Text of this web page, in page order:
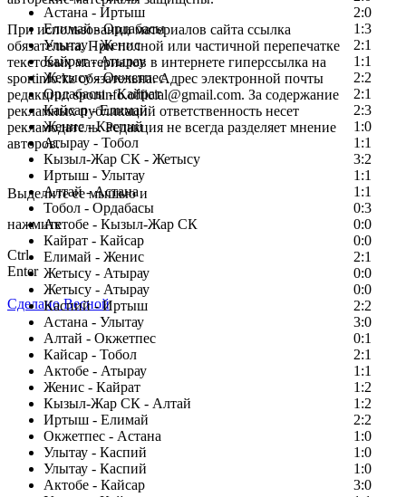
Астана - Иртыш
2:0
Елимай - Ордабасы
1:3
Улытау - Женис
2:1
Кайрат - Атырау
1:1
Жетысу - Окжетпес
2:2
Ордабасы - Кайрат
2:1
Кайсар - Елимай
2:3
Женис - Каспий
1:0
Атырау - Тобол
1:1
Кызыл-Жар СК - Жетысу
3:2
Иртыш - Улытау
1:1
Алтай - Астана
1:1
Тобол - Ордабасы
0:3
Актобе - Кызыл-Жар СК
0:0
Кайрат - Кайсар
0:0
Елимай - Женис
2:1
Жетысу - Атырау
0:0
Жетысу - Атырау
0:0
Каспий - Иртыш
2:2
Астана - Улытау
3:0
Алтай - Окжетпес
0:1
Кайсар - Тобол
2:1
Актобе - Атырау
1:1
Женис - Кайрат
1:2
Кызыл-Жар СК - Алтай
1:2
Иртыш - Елимай
2:2
Окжетпес - Астана
1:0
Улытау - Каспий
1:0
Улытау - Каспий
1:0
Актобе - Кайсар
3:0
При использовании материалов сайта ссылка
обязательна. При полной или частичной перепечатке
текстовых материалов в интернете гиперссылка на
sportinfo.kz обязательна. Адрес электронной почты
редакции: sportinfo.official@gmail.com. За содержание
рекламных публикаций ответственность несет
рекламодатель. Редакция не всегда разделяет мнение
авторов.
Заметили ошибку в тексте?
Выделите ее мышью и
нажмите
Ctrl
Enter
Сделано Весной